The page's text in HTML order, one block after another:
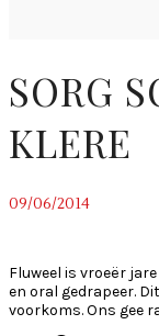
SORG
KLERE
09/06/2014
Fluweel is vroeër
en oral gedrapeer.
voorkoms. Ons gee